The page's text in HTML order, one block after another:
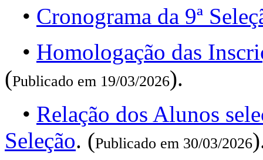
• Cronograma da 9ª
• Homologação das
(Publicado em 19/03/2026).
• Relação dos Alunos
Seleção. (Publicado em 30/03/2026